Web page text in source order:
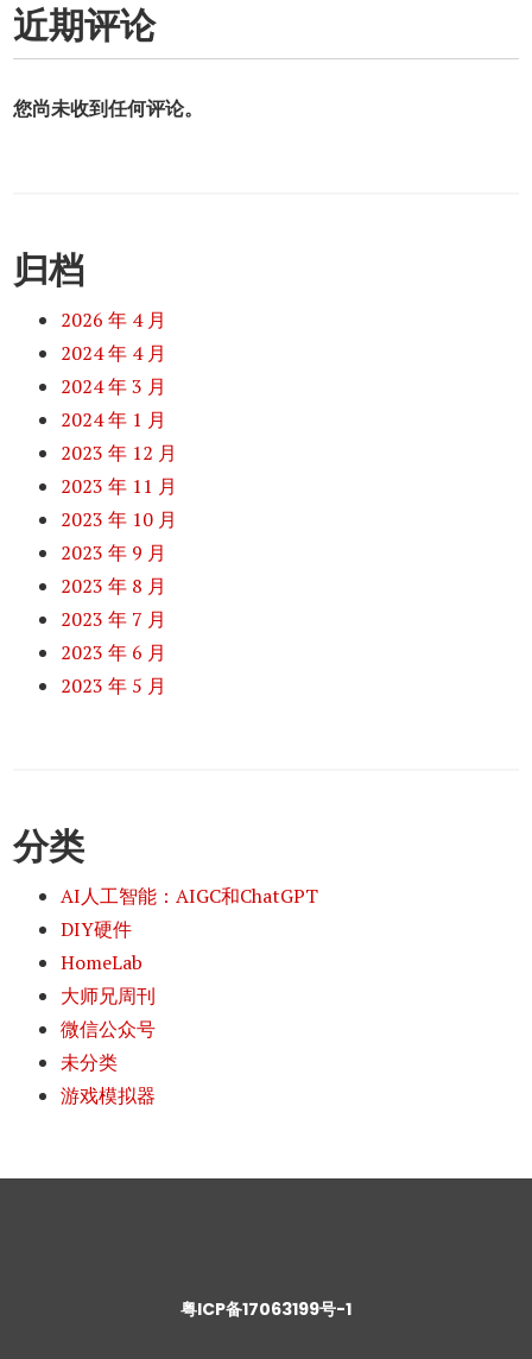
近期评论
您尚未收到任何评论。
归档
2026 年 4 月
2024 年 4 月
2024 年 3 月
2024 年 1 月
2023 年 12 月
2023 年 11 月
2023 年 10 月
2023 年 9 月
2023 年 8 月
2023 年 7 月
2023 年 6 月
2023 年 5 月
分类
AI人工智能：AIGC和ChatGPT
DIY硬件
HomeLab
大师兄周刊
微信公众号
未分类
游戏模拟器
粤ICP备17063199号-1